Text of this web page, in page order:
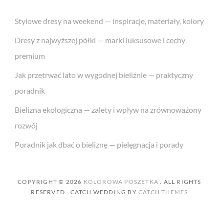
Stylowe dresy na weekend — inspiracje, materiały, kolory
Dresy z najwyższej półki — marki luksusowe i cechy
premium
Jak przetrwać lato w wygodnej bieliźnie — praktyczny
poradnik
Bielizna ekologiczna — zalety i wpływ na zrównoważony
rozwój
Poradnik jak dbać o bieliznę — pielęgnacja i porady
COPYRIGHT © 2026 KOLOROWA POSZETKA
. ALL RIGHTS
RESERVED. CATCH WEDDING BYCATCH THEMES